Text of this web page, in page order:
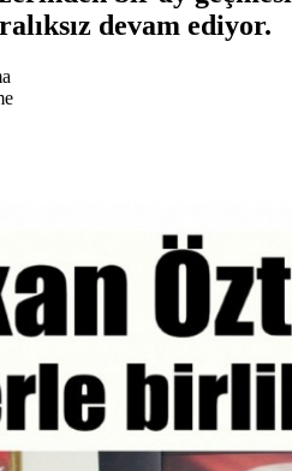
devam ediyor.